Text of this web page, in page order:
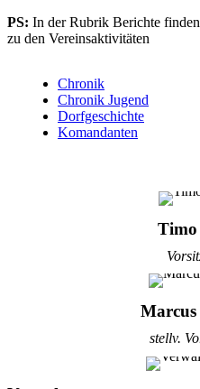
PS: In der Rubrik Berichte
zu den Vereinsaktivitäten
Chronik
Chronik Jugend
Dorfgeschichte
Komandanten
stellv.